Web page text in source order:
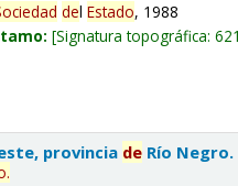
delEstado, 1988
Signatura topográfica:
provincia de Río Negro.
.